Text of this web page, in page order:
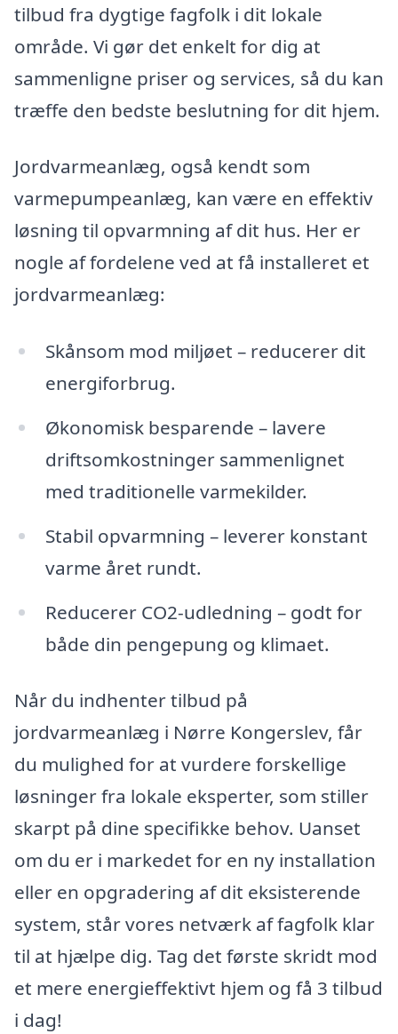
tilbud fra dygtige fagfolk i dit lokale
område. Vi gør det enkelt for dig at
sammenligne priser og services, så du kan
træffe den bedste beslutning for dit hjem.
Jordvarmeanlæg, også kendt som
varmepumpeanlæg, kan være en effektiv
løsning til opvarmning af dit hus. Her er
nogle af fordelene ved at få installeret et
jordvarmeanlæg:
Skånsom mod miljøet – reducerer dit
energiforbrug.
Økonomisk besparende – lavere
driftsomkostninger sammenlignet
med traditionelle varmekilder.
Stabil opvarmning – leverer konstant
varme året rundt.
Reducerer CO2-udledning – godt for
både din pengepung og klimaet.
Når du indhenter tilbud på
jordvarmeanlæg i Nørre Kongerslev, får
du mulighed for at vurdere forskellige
løsninger fra lokale eksperter, som stiller
skarpt på dine specifikke behov. Uanset
om du er i markedet for en ny installation
eller en opgradering af dit eksisterende
system, står vores netværk af fagfolk klar
til at hjælpe dig. Tag det første skridt mod
et mere energieffektivt hjem og få 3 tilbud
i dag!